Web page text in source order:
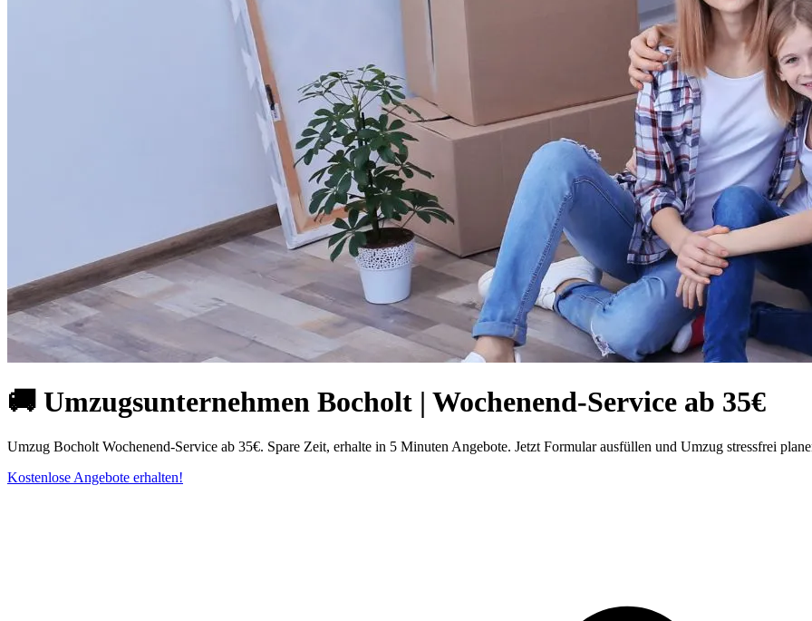
🚚 Umzugsunternehmen Bocholt | Wochenend-Service ab 35€
Umzug Bocholt Wochenend-Service ab 35€. Spare Zeit, erhalte in 5 Minuten Angebote. Jetzt Formular ausfüllen und Umzug stressfrei
Kostenlose Angebote erhalten!